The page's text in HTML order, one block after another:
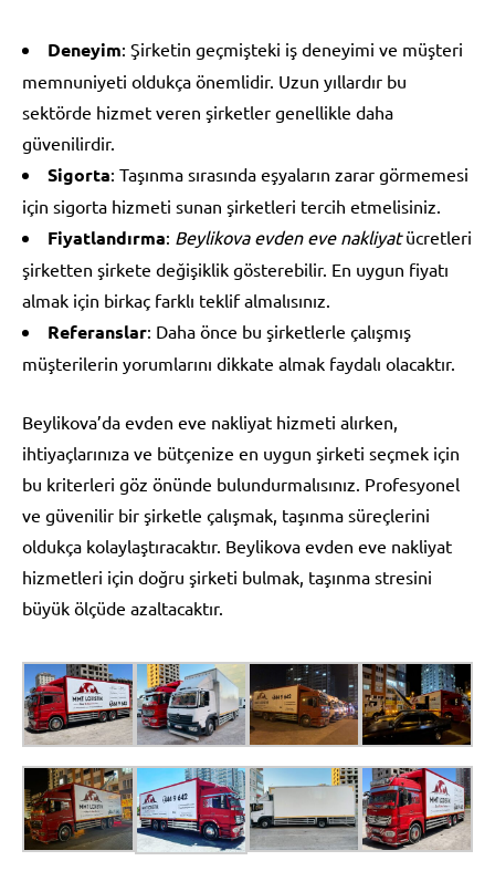
Deneyim: Şirketin geçmişteki iş deneyimi ve müşteri
memnuniyeti oldukça önemlidir. Uzun yıllardır bu
sektörde hizmet veren şirketler genellikle daha
güvenilirdir.
Sigorta: Taşınma sırasında eşyaların zarar görmemesi
için sigorta hizmeti sunan şirketleri tercih etmelisiniz.
Fiyatlandırma: Beylikova evden eve nakliyatücretleri
şirketten şirkete değişiklik gösterebilir. En uygun fiyatı
almak için birkaç farklı teklif almalısınız.
Referanslar: Daha önce bu şirketlerle çalışmış
müşterilerin yorumlarını dikkate almak faydalı olacaktır.
Beylikova’da evden eve nakliyat hizmeti alırken,
ihtiyaçlarınıza ve bütçenize en uygun şirketi seçmek için
bu kriterleri göz önünde bulundurmalısınız. Profesyonel
ve güvenilir bir şirketle çalışmak, taşınma süreçlerini
oldukça kolaylaştıracaktır. Beylikova evden eve nakliyat
hizmetleri için doğru şirketi bulmak, taşınma stresini
büyük ölçüde azaltacaktır.